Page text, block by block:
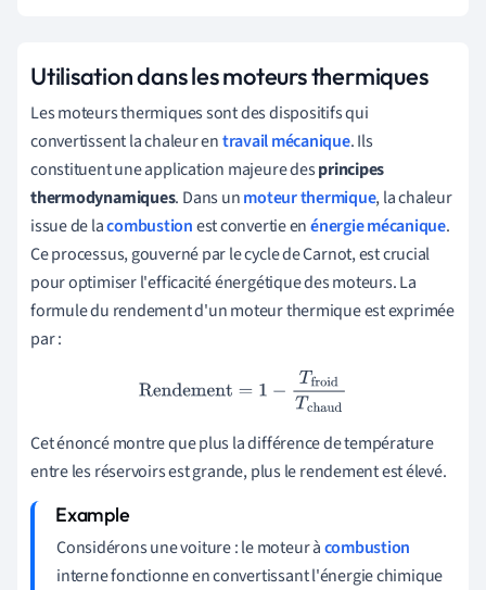
Utilisation dans les moteurs thermiques
Les moteurs thermiques sont des dispositifs qui
convertissent la chaleur entravail mécanique. Ils
constituent une application majeure desprincipes
thermodynamiques. Dans unmoteur thermique, la chaleur
issue de lacombustionest convertie enénergie mécanique.
Ce processus, gouverné par le cycle de Carnot, est crucial
pour optimiser l'efficacité énergétique des moteurs. La
formule du rendement d'un moteur thermique est exprimée
par :
Rendement=1−T froid Tchaud
Cet énoncé montre que plus la différence de température
entre les réservoirs est grande, plus le rendement est élevé.
Considérons une voiture : le moteur àcombustion
interne fonctionne en convertissant l'énergie chimique